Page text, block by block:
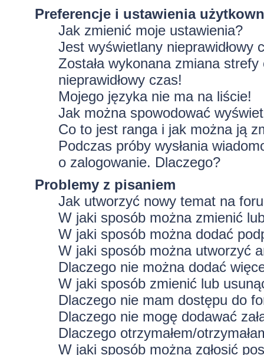
Preferencje i ustawienia
Jak zmienić moje ustawienia?
Jest wyświetlany nieprawidłowy
Została wykonana zmiana
nieprawidłowy czas!
Mojego języka nie ma na liście!
Jak można spowodować
Co to jest ranga i jak można ją
Podczas próby wysłania
o zalogowanie. Dlaczego?
Problemy z pisaniem
Jak utworzyć nowy temat na
W jaki sposób można zmienić
W jaki sposób można dodać
W jaki sposób można utworzyć
Dlaczego nie można dodać
W jaki sposób zmienić lub
Dlaczego nie mam dostępu do
Dlaczego nie mogę dodawać
Dlaczego otrzymałem/
W jaki sposób można zgłosić